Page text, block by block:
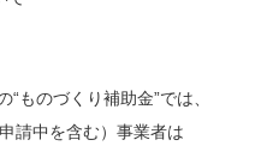
ものづくり補助金”では、
請中を含む）事業者は